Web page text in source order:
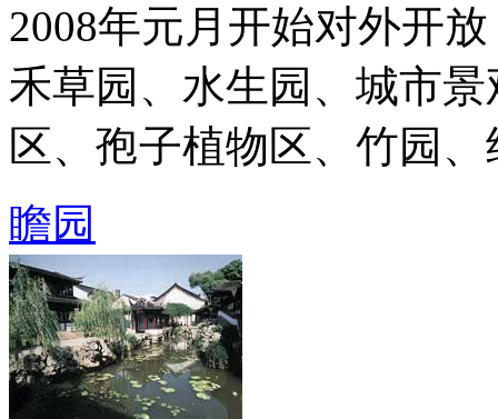
2008年元月开始对外开
禾草园、水生园、城市
区、孢子植物区、竹园
瞻园